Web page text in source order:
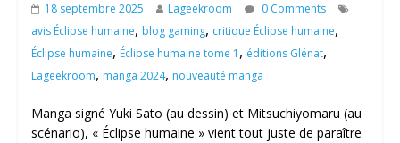
18 septembre 2025 Lageekroom
0 Comments
avis Éclipse humaine, blog gaming, critique Éclipse humaine,
Éclipse humaine, Éclipse humaine tome 1 , éditions Glénat,
Lageekroom, manga 2024, nouveauté manga
Manga signé Yuki Sato (au dessin) et Mitsuchiyomaru (au
scénario), « Éclipse humaine » vient tout juste de paraître